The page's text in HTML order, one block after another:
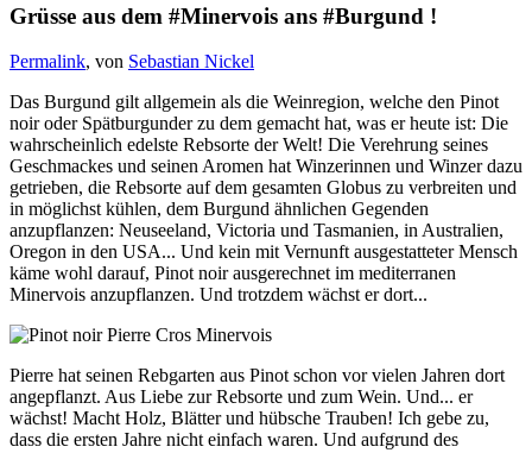
Grüsse aus dem #Minervois ans #Burgund !
Permalink, von Sebastian Nickel
Das Burgund gilt allgemein als die Weinregion, welche den Pinot
noir oder Spätburgunder zu dem gemacht hat, was er heute ist: Die
wahrscheinlich edelste Rebsorte der Welt! Die Verehrung seines
Geschmackes und seinen Aromen hat Winzerinnen und Winzer dazu
getrieben, die Rebsorte auf dem gesamten Globus zu verbreiten und
in möglichst kühlen, dem Burgund ähnlichen Gegenden
anzupflanzen: Neuseeland, Victoria und Tasmanien, in Australien,
Oregon in den USA... Und kein mit Vernunft ausgestatteter Mensch
käme wohl darauf, Pinot noir ausgerechnet im mediterranen
Minervois anzupflanzen. Und trotzdem wächst er dort...
Pierre hat seinen Rebgarten aus Pinot schon vor vielen Jahren dort
angepflanzt. Aus Liebe zur Rebsorte und zum Wein. Und... er
wächst! Macht Holz, Blätter und hübsche Trauben! Ich gebe zu,
dass die ersten Jahre nicht einfach waren. Und aufgrund des